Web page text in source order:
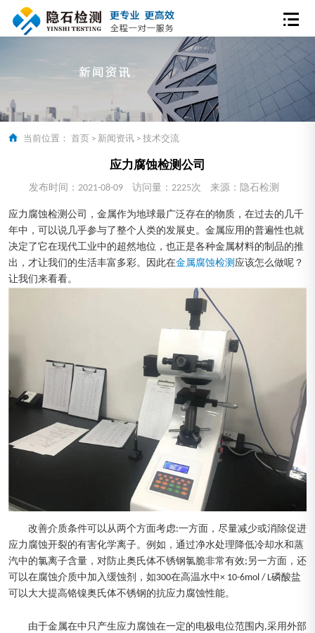
当前位置： 首页 > 新闻资讯 > 技术交流
应力腐蚀检测公司
发布时间：2021-08-09 访问量：2225次 来源：隐石检测
应力腐蚀检测公司，金属作为地球最广泛存在的物质，在过去的几千
年中，可以说几乎参与了整个人类的发展史。金属应用的普遍性也就
决定了它在现代工业中的超然地位，也正是各种金属材料的制品的推
出，才让我们的生活丰富多彩。因此在金属腐蚀检测 应该怎么做呢？
让我们来看看。
改善介质条件可以从两个方面考虑:一方面，尽量减少或消除促进
应力腐蚀开裂的有害化学离子。例如，通过净水处理降低冷却水和蒸
汽中的氯离子含量，对防止奥氏体不锈钢氯脆非常有效;另一方面，还
可以在腐蚀介质中加入缓蚀剂，如300在高温水中× 10-6mol / L磷酸盐
可以大大提高铬镍奥氏体不锈钢的抗应力腐蚀性能。
由于金属在中只产生应力腐蚀在一定的电极电位范围内,采用外部